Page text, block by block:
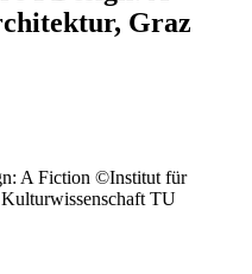
Graz
A Fiction ©Institut für
TU